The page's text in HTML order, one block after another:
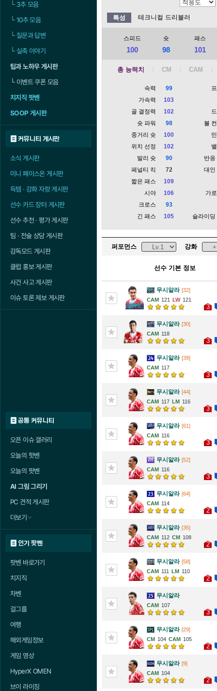
└3추 모음
└10추 모음
└질문과 답변
└실축 이야기
팁과 노하우 게시판
└이벤트 쿠폰 모음
치지직 팟벤
SOOP 게시판
커뮤니티 게시판
소식 게시판
미니 페이스온 게시판
득템 · 강화 자랑 게시판
선수 카드 장터 게시판
선수 추천 · 평가 게시판
팀 · 전술 상담 게시판
감독모드 게시판
클럽 홍보 게시판
사건 사고 게시판
이슈 토론 제보 게시판
공통 커뮤니티
오픈 이슈 갤러리
오늘의 핫벤
오늘의 팟벤
AI 그림 그리기
PC 견적 게시판
더보기
인기 팟벤
팟벤 바로가기
치지직
차벤
걸그룹
여행
해외게임정보
게임 영상
HyperX OMEN
브이 라이징
특성 테크니컬 드리블러
스피드
100
슛
98
패스
101
총 능력치
속력
99
가속력
103
골 결정력
102
슛 파워
98
중거리 슛
100
위치 선정
102
발리 슛
90
페널티 킥
72
짧은 패스
109
시야
106
크로스
93
긴 패스
105
볼
반응
대인
가
슬라이딩
퍼포먼스 강화
선수 기본 정보
무시알라 [32]
121
121
3
무시알라 [30]
118
3
무시알라 [39]
117
3
무시알라 [44]
117
116
3
무시알라 [61]
116
3
무시알라 [52]
116
3
무시알라 [64]
114
2
무시알라 [35]
112
108
2
무시알라 [58]
111
110
2
무시알라
107
3
무시알라 [29]
104
105
2
무시알라 [9]
104
2